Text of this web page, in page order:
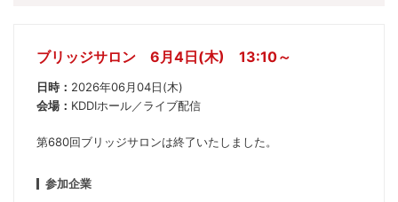
ブリッジサロン 6月4日(木) 13:10～
日時： 2026年06月04日(木)
会場： KDDIホール／ライブ配信
第680回ブリッジサロンは終了いたしました。
参加企業